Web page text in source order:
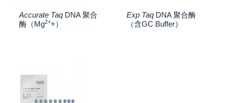
Accurate TaqDNA 聚合
酶（Mg2++）
Exp TaqDNA 聚合酶
（含GC Buffer）